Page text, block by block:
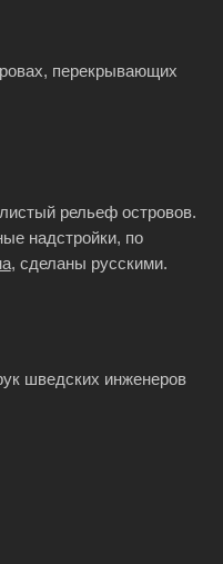
перекрывающих
рельеф островов.
надстройки, по
, сделаны русскими.
шведских инженеров